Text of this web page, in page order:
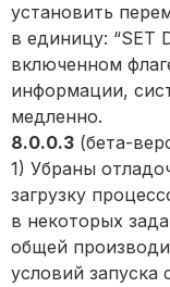
установить
в единицу: “SET
включенном
информации,
медленно.
8.0.0.3 (бета-
1) Убраны
загрузку
в некоторых
общей
условий запуска